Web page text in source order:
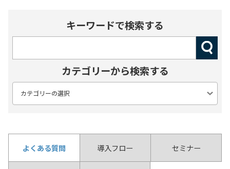
キーワードで検索する
カテゴリーから検索する
よくある質問 導入フロー セミナー